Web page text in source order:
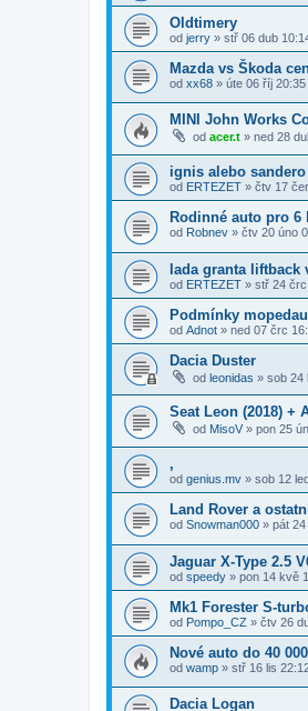
Oldtimery
od jerry » stř 06 dub
Mazda vs Škoda
od xx68 » úte 06 říj 20:35
MINI John Works
od acer.t » ned 28
ignis alebo sandero
od ERTEZET » čtv 17
Rodinné auto pro 6
od Robnev » čtv 20 úno
lada granta liftback
od ERTEZET » stř 24
Podmínky
od Adnot » ned 07 črc
Dacia Duster
od leonidas » sob 24
Seat Leon (2018) +
od MisoV » pon 25
,
od genius.mv » sob 12
Land Rover a
od Snowman000 » pát
Jaguar X-Type 2.5
od speedy » pon 14 kvě
Mk1 Forester S-
od Pompo_CZ » čtv 26
Nové auto do 40
od wamp » stř 16 lis
Dacia Logan